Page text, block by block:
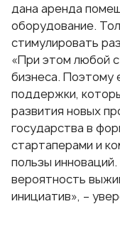
дана аренда
оборудование.
стимулировать
«При этом любой
бизнеса. Поэтому
поддержки,
развития новых
государства в
стартаперами и
пользы
вероятность
инициатив», –